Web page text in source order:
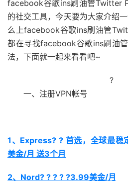
facebook谷歌ins刷油管Twitter
的社交工具，今天要为大家介绍
么上facebook谷歌ins刷油管
都在寻找facebook谷歌ins刷油
法，下面就一起来看看吧~
?
一、注册VPN帐号
1、Express? ? 首选，全球最稳
美金/月 送3个月
2、Nord? ? ? ? ?3.99美金/月